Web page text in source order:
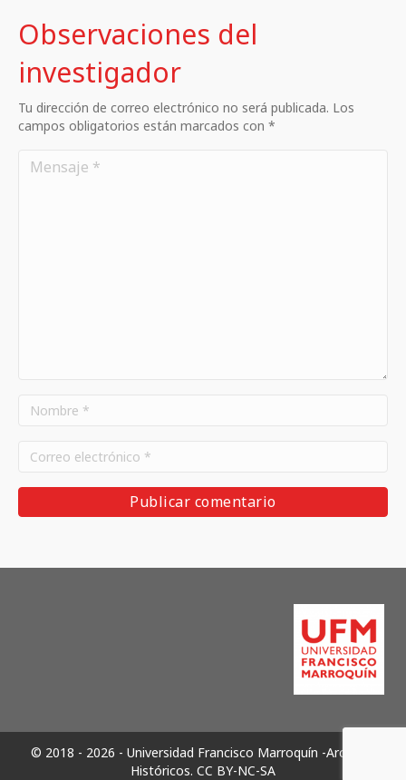
Observaciones del
investigador
Tu dirección de correo electrónico no será publicada. Los
campos obligatorios están marcados con *
© 2018 - 2026 - Universidad Francisco Marroquín -Archivos
Históricos. CC BY-NC-SA